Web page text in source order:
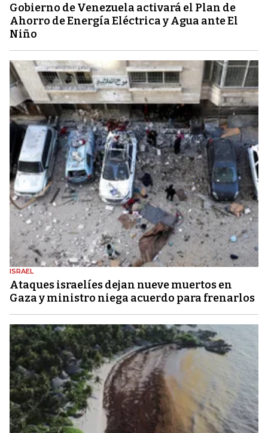
Gobierno de Venezuela activará el Plan de
Ahorro de Energía Eléctrica y Agua ante El
Niño
ISRAEL
Ataques israelíes dejan nueve muertos en
Gaza y ministro niega acuerdo para frenarlos